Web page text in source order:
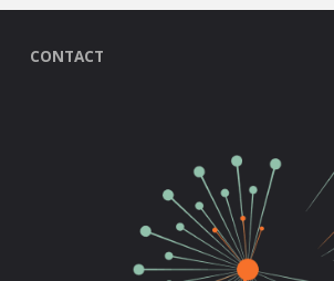
CONTACT